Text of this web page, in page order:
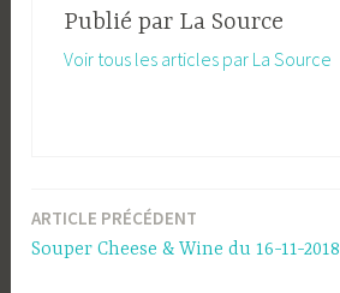
Publié par La Source
Voir tous les articles par La Source
Navigation
ARTICLE PRÉCÉDENT
Souper Cheese & Wine du 16-11-2018